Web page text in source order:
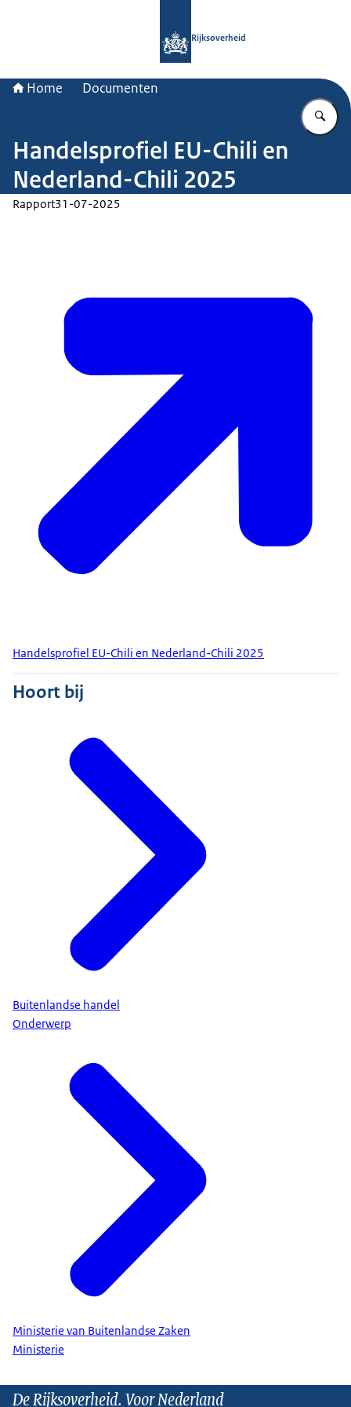
Rijksoverheid
Home Documenten
Handelsprofiel EU-Chili en
Nederland-Chili 2025
Rapport31-07-2025
Handelsprofiel EU-Chili en Nederland-Chili 2025
Hoort bij
Buitenlandse handel
Onderwerp
Ministerie van Buitenlandse Zaken
Ministerie
De Rijksoverheid. Voor Nederland